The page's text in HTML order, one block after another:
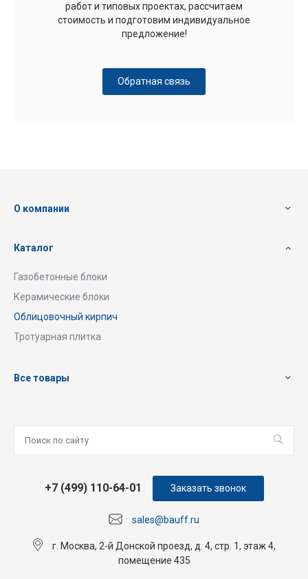
работ и типовых проектах, рассчитаем
стоимость и подготовим индивидуальное
предложение!
Обратная связь
О компании
Каталог
Газобетонные блоки
Керамические блоки
Облицовочный кирпич
Тротуарная плитка
Все товары
sales@bauff.ru
+7 (499) 110-64-01
г. Москва, 2-й Донской проезд, д. 4, стр. 1, этаж 4,
помещение 435
Заказать звонок